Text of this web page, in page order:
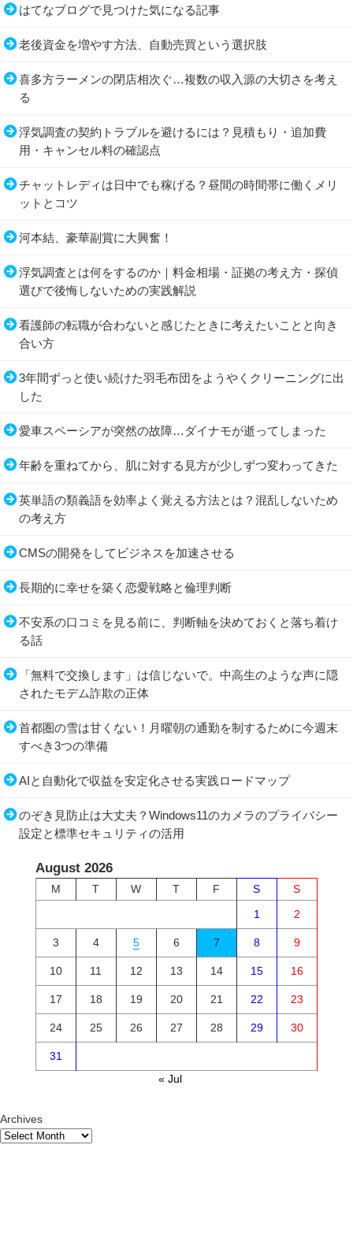
はてなブログで見つけた気になる記事
老後資金を増やす方法、自動売買という選択肢
喜多方ラーメンの閉店相次ぐ…複数の収入源の大切さを考え
る
浮気調査の契約トラブルを避けるには？見積もり・追加費
用・キャンセル料の確認点
チャットレディは日中でも稼げる？昼間の時間帯に働くメリ
ットとコツ
河本結、豪華副賞に大興奮！
浮気調査とは何をするのか｜料金相場・証拠の考え方・探偵
選びで後悔しないための実践解説
看護師の転職が合わないと感じたときに考えたいことと向き
合い方
3年間ずっと使い続けた羽毛布団をようやくクリーニングに出
した
愛車スペーシアが突然の故障…ダイナモが逝ってしまった
年齢を重ねてから、肌に対する見方が少しずつ変わってきた
英単語の類義語を効率よく覚える方法とは？混乱しないため
の考え方
CMSの開発をしてビジネスを加速させる
長期的に幸せを築く恋愛戦略と倫理判断
不安系の口コミを見る前に、判断軸を決めておくと落ち着け
る話
「無料で交換します」は信じないで。中高生のような声に隠
されたモデム詐欺の正体
首都圏の雪は甘くない！月曜朝の通勤を制するために今週末
すべき3つの準備
AIと自動化で収益を安定化させる実践ロードマップ
のぞき見防止は大丈夫？Windows11のカメラのプライバシー
設定と標準セキュリティの活用
August 2026
M T W T F S
S
1
2
3 4 5 6 7 8 9
10 11 12 13 14 15 16
17 18 19 20 21 22 23
24 25 26 27 28 29 30
31
« Jul
Archives